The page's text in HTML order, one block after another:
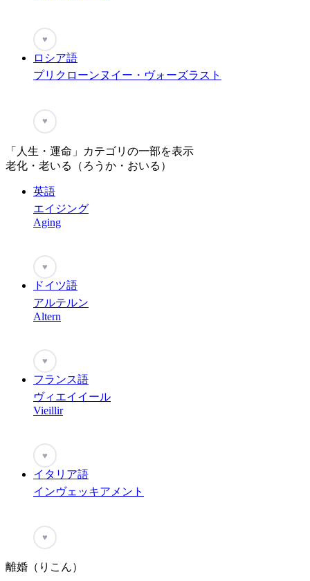
♥
ロシア語
プリクローンヌイー・ヴォーズラスト
♥
「人生・運命」カテゴリの一部を表示
老化・老いる（ろうか・おいる）
英語
エイジング
Aging
♥
ドイツ語
アルテルン
Altern
♥
フランス語
ヴィエイイール
Vieillir
♥
イタリア語
インヴェッキアメント
♥
離婚（りこん）